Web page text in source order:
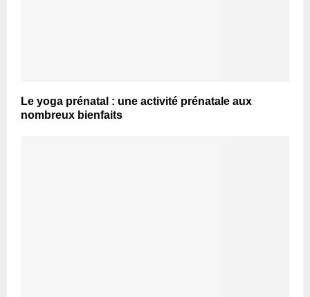
Le yoga prénatal : une activité prénatale aux
nombreux bienfaits